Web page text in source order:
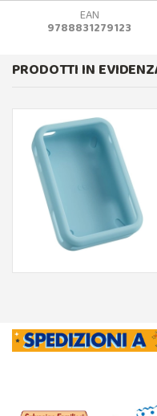
EAN
9788831279123
PRODOTTI IN